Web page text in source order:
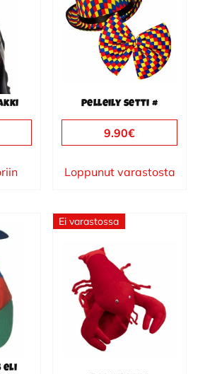
Pelleily setti #
9.90€
Loppunut varastosta
eli
Ei varastossa